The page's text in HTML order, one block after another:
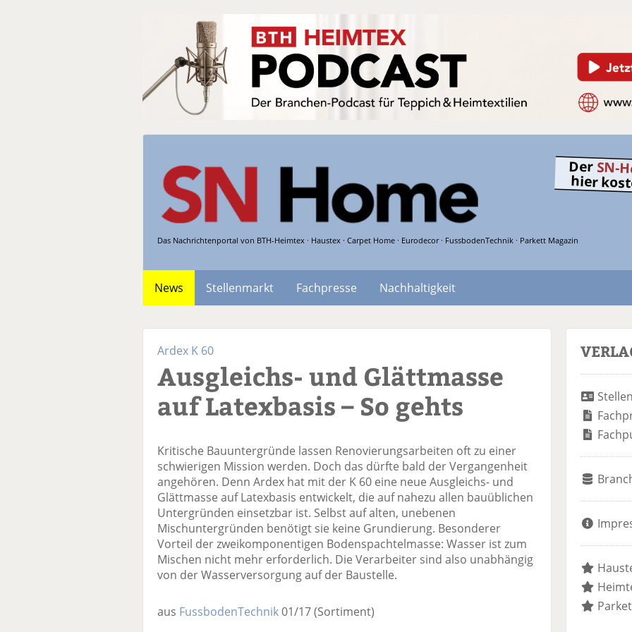
Das Nachrichtenportal von BTH-Heimtex · Haustex · Carpet Home · Eurodecor · FussbodenTechnik · Parkett Magazin
Der SN-
hier
News Stellenmarkt Fachpresse
Nachhaltigkeit
Ardex K 60
Ausgleichs- und Glättmasse
auf Latexbasis – So gehts
Kritische Bauuntergründe lassen Renovierungsarbeiten oft zu einer
schwierigen Mission werden. Doch das dürfte bald der Vergangenheit
angehören. Denn Ardex hat mit der K 60 eine neue Ausgleichs- und
Glättmasse auf Latexbasis entwickelt, die auf nahezu allen bauüblichen
Untergründen einsetzbar ist. Selbst auf alten, unebenen
Mischuntergründen benötigt sie keine Grundierung. Besonderer
Vorteil der zweikomponentigen Bodenspachtelmasse: Wasser ist zum
Mischen nicht mehr erforderlich. Die Verarbeiter sind also unabhängig
von der Wasserversorgung auf der Baustelle.
aus FussbodenTechnik01/17(Sortiment)